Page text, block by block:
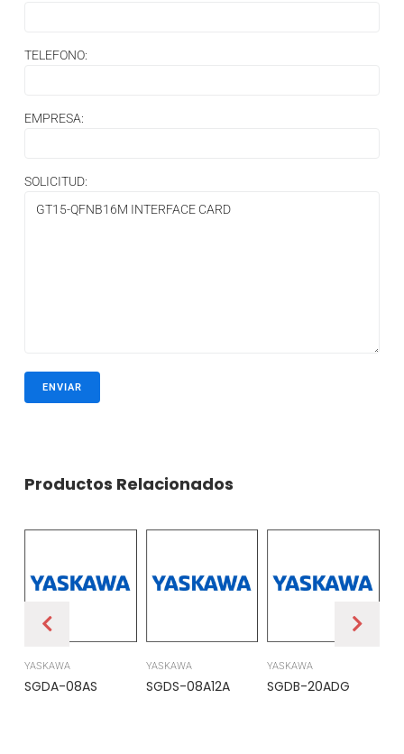
TELEFONO:
EMPRESA:
SOLICITUD:
Productos Relacionados
YASKAWA
SGDA-08AS
YASKAWA
SGDS-08A12A
YASKAWA
SGDB-20ADG